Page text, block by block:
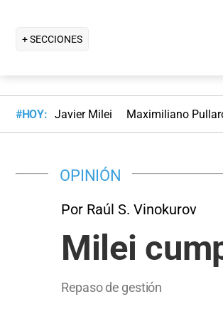
+ SECCIONES
#HOY: Javier Milei Maximiliano
OPINIÓN
Por Raúl S. Vinokurov
Milei
Repaso de gestión